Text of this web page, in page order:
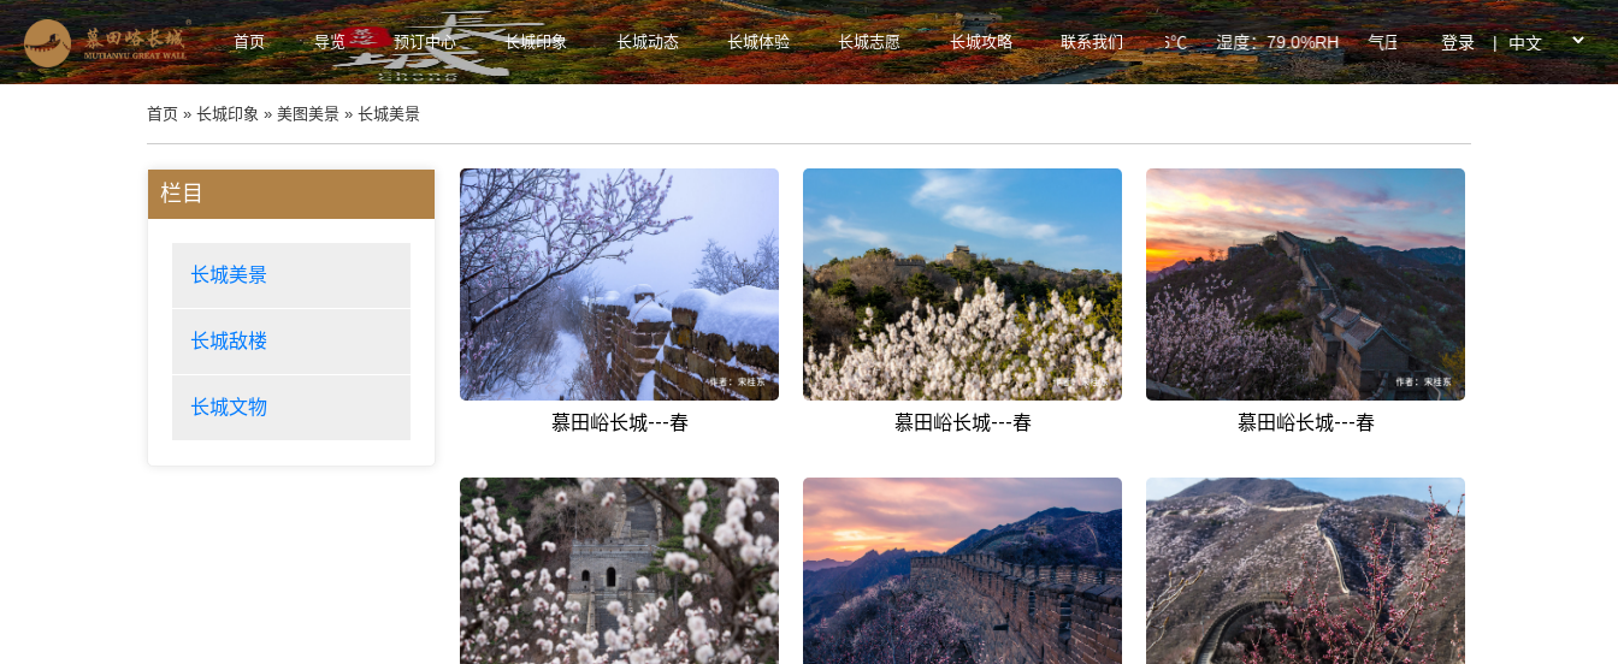
首页 导览 预订中心 长城印象 长城动态 长城体验 长城志愿 长城攻略 联系我们
温度：26.6℃ 湿度：79.0%RH 气压：938.8hPa PM2.5：
登录 |
首页 » 长城印象 » 美图美景 » 长城美景
栏目
长城美景
长城敌楼
长城文物
慕田峪长城---春 慕田峪长城---春 慕田峪长城---春